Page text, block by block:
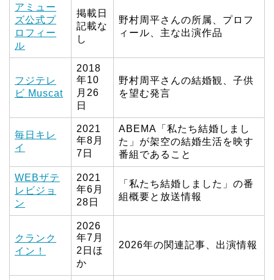
アミュー
ズ公式プ
ロフィー
ル
掲載日
記載な
し
野村周平さんの所属、プロフ
ィール、主な出演作品
フジテレ
ビ Muscat
2018
年10
月26
日
野村周平さんの結婚観、子供
を望む発言
毎日キレ
イ
2021
年8月
7日
ABEMA「私たち結婚しまし
た」が架空の結婚生活を映す
番組であること
WEBザテ
レビジョ
ン
2021
年6月
28日
「私たち結婚しました」の番
組概要と放送情報
クランク
イン！
2026
年7月
2日ほ
か
2026年の関連記事、出演情報